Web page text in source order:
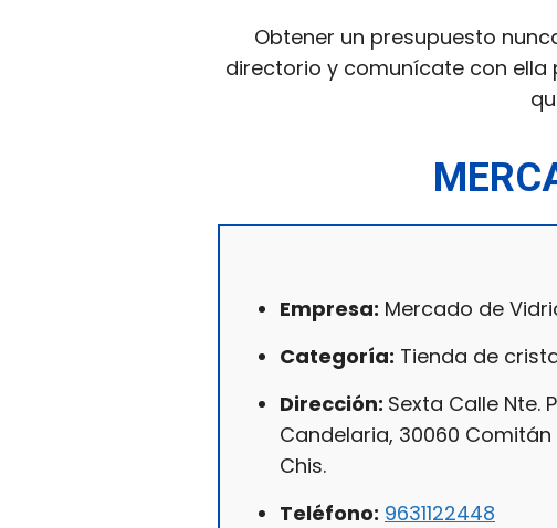
Obtener un presupuesto
directorio y comunícate con ella
Empresa: Mercado de
Categoría: Tienda de
Dirección: Sexta Calle Nte.
Candelaria, 30060 Comitán
Chis.
Teléfono: 9631122448